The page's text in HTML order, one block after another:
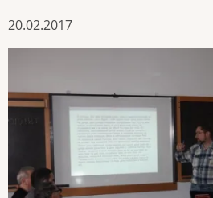
20.02.2017